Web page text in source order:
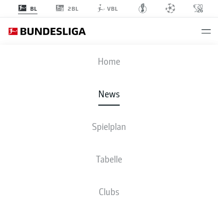
BL 2BL VBL
Home
News
Spielplan
Tabelle
Clubs
DIE KNALLER-TORE DER SAISON